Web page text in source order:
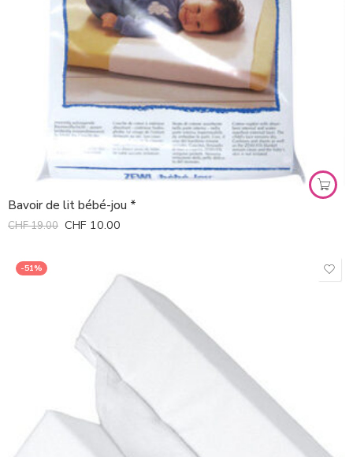
Bavoir de lit bébé-jou *
CHF19.00 CHF 10.00
-51%